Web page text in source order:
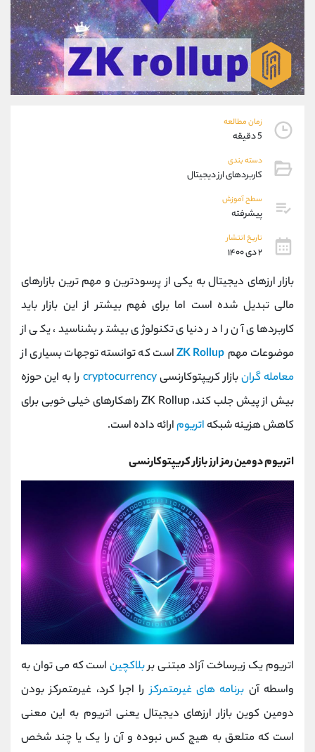
زمان مطالعه
5 دقیقه
دسته بندی
کاربردهای ارز دیجیتال
سطح آموزش
پیشرفته
تاریخ انتشار
۲ دی ۱۴۰۰
بازار ارزهای دیجیتال به یکی از پرسودترین و مهم ترین بازارهای
مالی تبدیل شده است اما برای فهم بیشتر از این بازار باید
کاربردهای آن را در دنیای تکنولوژی بیشتر بشناسید، یکی از
موضوعات مهم ZK Rollupاست که توانسته توجهات بسیاری از
معامله گرانبازار کریپتوکارنسیcryptocurrency را به این حوزه
بیش از پیش جلب کند، ZK Rollup راهکارهای خیلی خوبی برای
کاهش هزینه شبکه اتریوم ارائه داده است.
اتریوم دومین رمز ارز بازار کریپتوکارنسی
اتریوم یک زیرساخت آزاد مبتنی بربلاکچین است که می توان به
واسطه آن برنامه های غیرمتمرکزرا اجرا کرد، غیرمتمرکز بودن
دومین کوین بازار ارزهای دیجیتال یعنی اتریوم به این معنی
است که متلعق به هیچ کس نبوده و آن را یک یا چند شخص
09194198792
واتساپ شروع گفتگو
تلگرام @Armteam_admin_33
داخلی 118
پشتیبان فروش (ایمان پوراسماعیلی)
واتساپ
داخلی
اطلاعات تماس
تلفن
اینستاگرام @alireza.mehrabii
کانال تلگرام @alirezamehrabi_com
@alirezamehrabi_official